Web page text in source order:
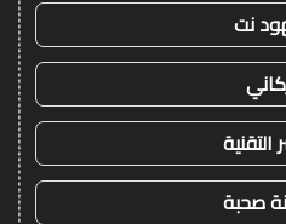
نت
التقنية
صحبة